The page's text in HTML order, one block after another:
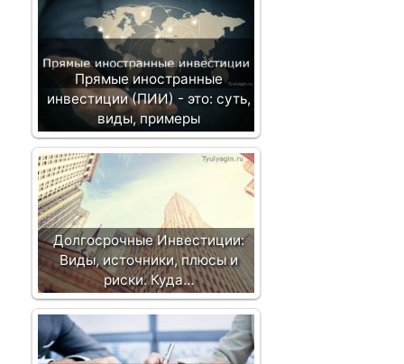
и
Прямые иностранные
инвестиции (ПИИ) - это: суть,
виды, примеры
Долгосрочные Инвестиции:
Виды, источники, плюсы и
риски. Куда…